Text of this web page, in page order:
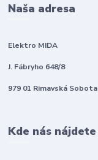
Naša adresa
Elektro MIDA
J. Fábryho 648/8
979 01 Rimavská Sobota
Kde nás nájdete